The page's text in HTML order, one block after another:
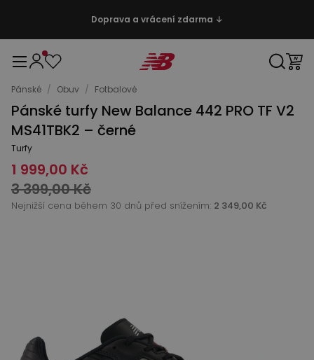
Doprava a vrácení zdarma ↓
Pánské / Obuv / Fotbalové
Pánské turfy New Balance 442 PRO TF V2
MS41TBK2 – černé
Turfy
1 999,00 Kč
3 399,00 Kč
Nejnižší cena během 30 dnů před snížením: 2 349,00 Kč